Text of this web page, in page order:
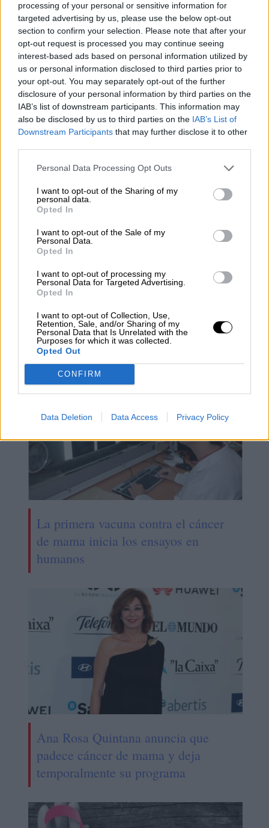
processing of your personal or sensitive information for
targeted advertising by us, please use the below opt-out
section to confirm your selection. Please note that after your
opt-out request is processed you may continue seeing
interest-based ads based on personal information utilized by
us or personal information disclosed to third parties prior to
your opt-out. You may separately opt-out of the further
disclosure of your personal information by third parties on the
IAB’s list of downstream participants. This information may
also be disclosed by us to third parties on the IAB’s List of
Downstream Participants that may further disclose it to other
Personal Data Processing Opt Outs
I want to opt-out of the Sharing of my
personal data.
Opted In
I want to opt-out of the Sale of my
Personal Data.
Opted In
I want to opt-out of processing my
Personal Data for Targeted Advertising.
Opted In
I want to opt-out of Collection, Use,
Retention, Sale, and/or Sharing of my
Personal Data that Is Unrelated with the
Purposes for which it was collected.
Opted Out
CONFIRM
Data Deletion Data Access Privacy Policy
“El cáncer es una enfermedad
intransferible y un duelo de ti
misma”
La 'marea rosa' se hace notar en
Barcelona en la Carrera de la Mujer
Central Lechera Asturiana
La primera vacuna contra el cáncer
de mama inicia los ensayos en
humanos
Ana Rosa Quintana anuncia que
padece cáncer de mama y deja
temporalmente su programa